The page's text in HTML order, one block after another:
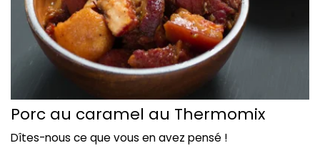
Porc au caramel au Thermomix
Dîtes-nous ce que vous en avez pensé !